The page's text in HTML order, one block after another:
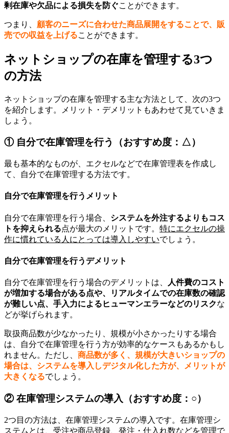
剰在庫や欠品による損失を防ぐことができます。
つまり、 顧客のニーズに合わせた商品展開をすることで、販
売での収益を上げることができます。
ネットショップの在庫を管理する3つ
の方法
ネットショップの在庫を管理する主な方法として、次の3つ
を紹介します。メリット・デメリットもあわせて見ていきま
しょう。
① 自分で在庫管理を行う（おすすめ度：△）
最も基本的なものが、エクセルなどで在庫管理表を作成し
て、自分で在庫管理する方法です。
自分で在庫管理を行うメリット
自分で在庫管理を行う場合、 システムを外注するよりもコス
トを抑えられる点が最大のメリットです。 特にエクセルの操
作に慣れている人にとっては導入しやすいでしょう。
自分で在庫管理を行うデメリット
自分で在庫管理を行う場合のデメリットは、
人件費のコスト
が増加する場合がある点や、リアルタイムでの在庫数の確認
が難しい点、手入力によるヒューマンエラーなどのリスクな
どが挙げられます。
取扱商品数が少なかったり、規模が小さかったりする場合
は、自分で在庫管理を行う方が効率的なケースもあるかもし
れません。ただし、 商品数が多く、規模が大きいショップの
場合は、システムを導入しデジタル化した方が、メリットが
大きくなるでしょう。
② 在庫管理システムの導入（おすすめ度：○）
2つ目の方法は、在庫管理システムの導入です。在庫管理シ
ステムとは、受注や商品登録、発注・仕入れ数などを管理で